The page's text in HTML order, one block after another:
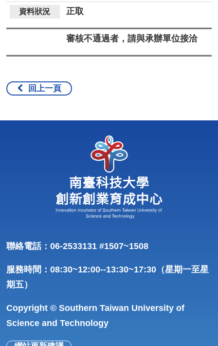
正取
審核不通過者，請與承辦單位接洽
回上一頁
聯絡電話：06-2533131 #1507~1508
服務時間：08:30~12:00--13:30~17:30（星期一至星
期五）
Copyright © Southern Taiwan University of
Science and Technology